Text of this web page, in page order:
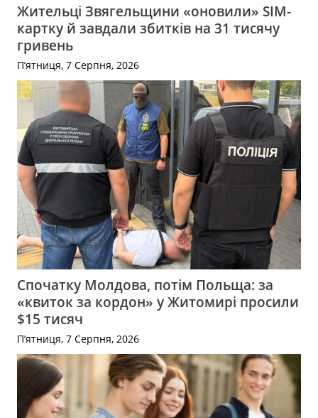
Жительці Звягельщини «оновили» SIM-
картку й завдали збитків на 31 тисячу
гривень
П’ятниця, 7 Серпня, 2026
Спочатку Молдова, потім Польща: за
«квиток за кордон» у Житомирі просили
$15 тисяч
П’ятниця, 7 Серпня, 2026